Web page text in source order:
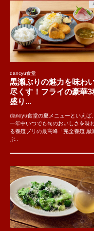
dancyu食堂
黒瀬ぶりの魅力を味わ
尽くす！フライの豪華3
盛り...
dancyu食堂の夏メニューといえば、
一年中いつでも旬のおいしさを味
る養殖ブリの最高峰「完全養殖 黒
ぶ..